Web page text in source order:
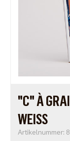
"C" À
WEISS
Artikelnummer: